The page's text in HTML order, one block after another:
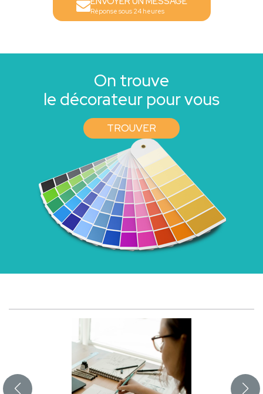
Réponse sous 24 heures
On trouve
le décorateur pour vous
TROUVER